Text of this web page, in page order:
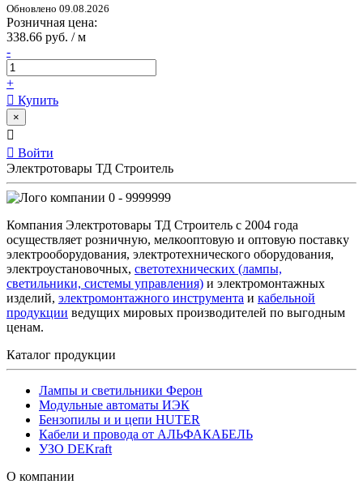
Обновлено 09.08.2026
Розничная цена:
338.66 руб. / м
-
+
Купить
×
Войти
Электротовары ТД Строитель
0 - 9999999
Компания Электротовары ТД Строитель с 2004 года
осуществляет розничную, мелкооптовую и оптовую поставку
электрооборудования, электротехнического оборудования,
электроустановочных, светотехнических (лампы,
светильники, системы управления) и электромонтажных
изделий, электромонтажного инструмента и кабельной
продукции ведущих мировых производителей по выгодным
ценам.
Каталог продукции
Лампы и светильники Ферон
Модульные автоматы ИЭК
Бензопилы и и цепи HUTER
Кабели и провода от АЛЬФАКАБЕЛЬ
УЗО DEKraft
О компании